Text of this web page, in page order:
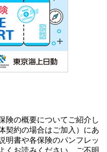
険の概要についてご紹介し
契約の場合はご加入）にあ
明書や各保険のパンフレッ